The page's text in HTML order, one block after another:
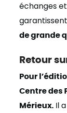
échanges
de grande
Retour
Pour
Centre des
Mérieux. Il